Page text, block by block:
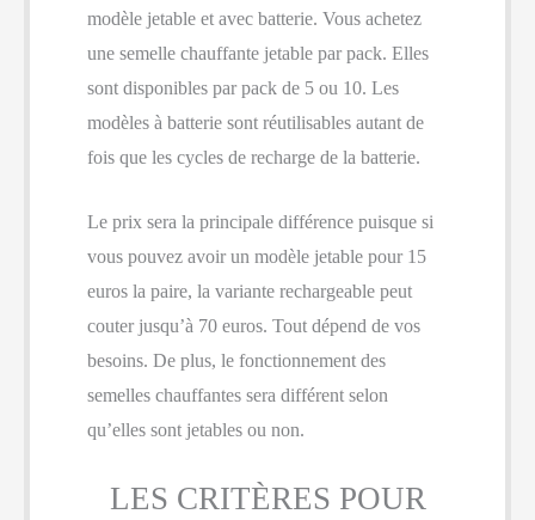
modèle jetable et avec batterie. Vous achetez
une semelle chauffante jetable par pack. Elles
sont disponibles par pack de 5 ou 10. Les
modèles à batterie sont réutilisables autant de
fois que les cycles de recharge de la batterie.
Le prix sera la principale différence puisque si
vous pouvez avoir un modèle jetable pour 15
euros la paire, la variante rechargeable peut
couter jusqu’à 70 euros. Tout dépend de vos
besoins. De plus, le fonctionnement des
semelles chauffantes sera différent selon
qu’elles sont jetables ou non.
LES CRITÈRES POUR